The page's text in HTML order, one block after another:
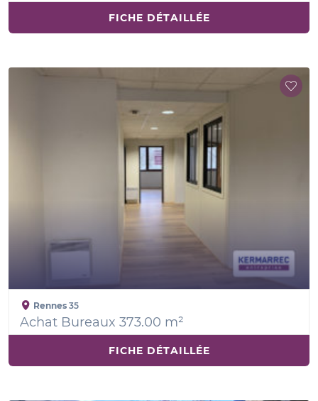
FICHE DÉTAILLÉE
Rennes 35
Achat Bureaux 373.00 m²
FICHE DÉTAILLÉE